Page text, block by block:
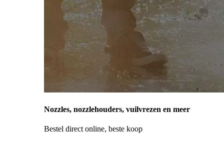
Nozzles, nozzlehouders, vuilvrezen en meer
Bestel direct online, beste koop